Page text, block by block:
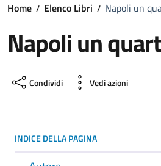
Home Elenco Libri Napoli un
Napoli un
Condividi Vedi azioni
INDICE DELLA PAGINA